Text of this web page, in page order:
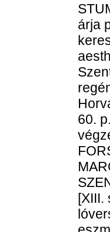
árja
60.
[XIII.